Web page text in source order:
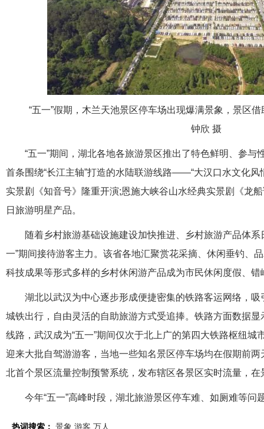
“五一”假期，木兰天池景区停车场出现爆满景象，景区
钟欣 摄
“五一”期间，湖北各地各旅游景区推出了特色鲜明、参与
首条围绕“长江主轴”打造的水陆联游线路——“大汉口水文化风
实景剧《知音号》隆重开演;恩施大峡谷山水经典实景剧《龙
日旅游明星产品。
随着乡村旅游基础设施建设加快推进、乡村旅游产品体
一”期间接待游客主力。该省各地汇聚赏花采摘、休闲垂钓、
科技成果等形式多样的乡村休闲游产品成为市民休闲度假、错
湖北以武汉为中心逐步形成便捷密集的铁路客运网络，
城铁出行，自由灵活的自助旅游方式受追捧。铁路方面数据
线路，武汉成为“五一”期间仅次于北上广的第四大铁路枢纽城
迎来大批自驾游游客，当地一些知名景区停车场均在假期前
北首个景区流量控制预警系统，发布辖区各景区实时流量，
今年“五一”高峰时段，湖北旅游景区停车难、如厕难等问
热词搜索： 景象 游客 万人